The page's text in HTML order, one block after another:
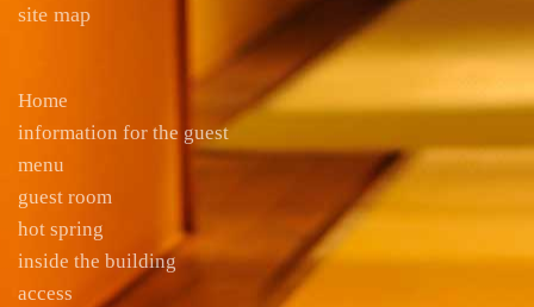
site map
Home
information for the guest
menu
guest room
hot spring
inside the building
access